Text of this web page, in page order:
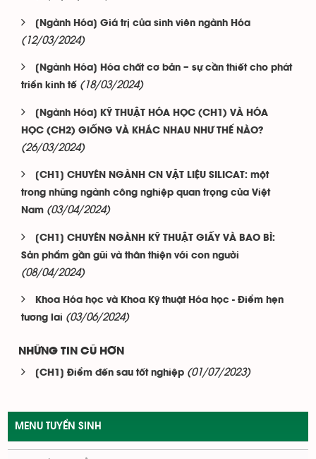
[Ngành Hóa] Giá trị của sinh viên ngành Hóa
(12/03/2024)
[Ngành Hóa] Hóa chất cơ bản – sự cần thiết cho phát
triển kinh tế (18/03/2024)
[Ngành Hóa] KỸ THUẬT HÓA HỌC (CH1) VÀ HÓA
HỌC (CH2) GIỐNG VÀ KHÁC NHAU NHƯ THẾ NÀO?
(26/03/2024)
[CH1] CHUYÊN NGÀNH CN VẬT LIỆU SILICAT: một
trong những ngành công nghiệp quan trọng của Việt
Nam (03/04/2024)
[CH1] CHUYÊN NGÀNH KỸ THUẬT GIẤY VÀ BAO BÌ:
Sản phẩm gần gũi và thân thiện với con người
(08/04/2024)
Khoa Hóa học và Khoa Kỹ thuật Hóa học - Điểm hẹn
tương lai (03/06/2024)
NHỮNG TIN CŨ HƠN
[CH1] Điểm đến sau tốt nghiệp (01/07/2023)
MENU TUYỂN SINH